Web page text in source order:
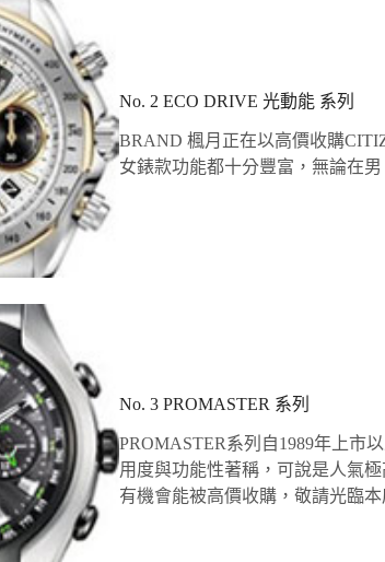
No. 2 ECO DRIVE 光動能 系列
BRAND 楓月正在以高價收購
女錶款功能都十分豐富，無論在
No. 3 PROMASTER 系列
PROMASTER系列自1989年上市
用度與功能性著稱，可說是人氣
有機會能被高價收購，敬請光臨